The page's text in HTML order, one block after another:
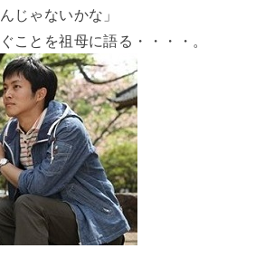
じゃないかな」
ことを祖母に語る・・・・。